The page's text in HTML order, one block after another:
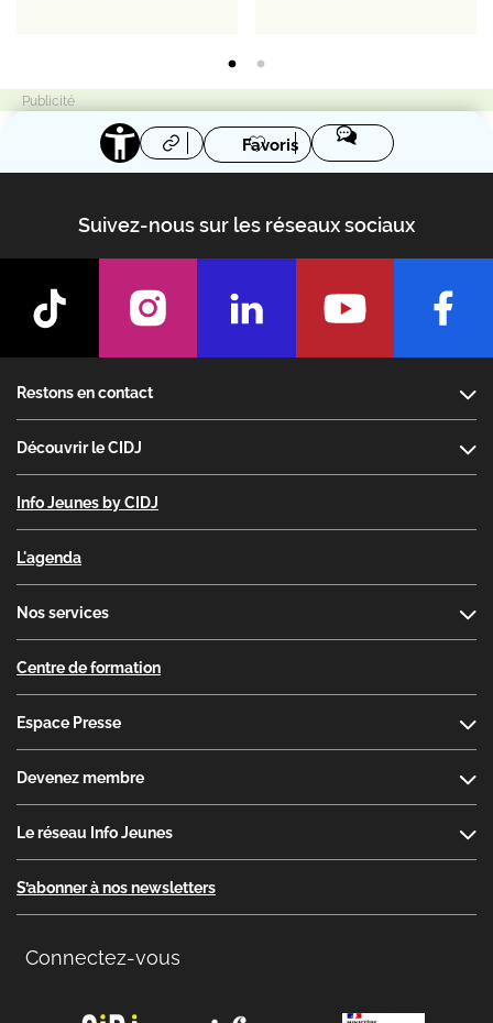
Favoris
Suivez-nous sur les réseaux sociaux
Restons en contact
Découvrir le CIDJ
Info Jeunes by CIDJ
L'agenda
Nos services
Centre de formation
Espace Presse
Devenez membre
Le réseau Info Jeunes
S’abonner à nos newsletters
Connectez-vous